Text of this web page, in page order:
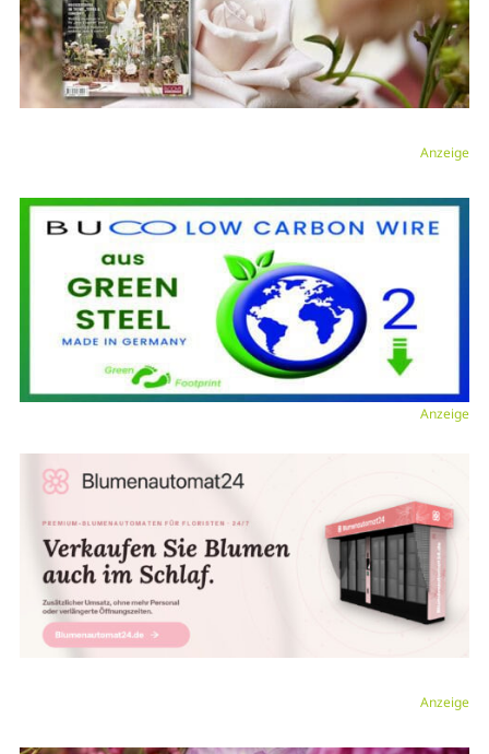
Anzeige
Anzeige
Anzeige